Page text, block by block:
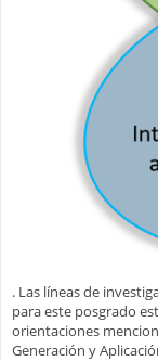
. Las líneas de
para este posgrado
orientaciones
Generación y